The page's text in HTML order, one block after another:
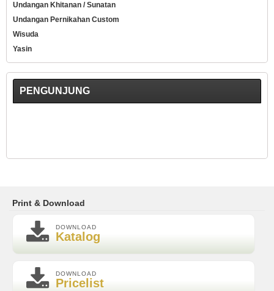
Undangan Khitanan / Sunatan
Undangan Pernikahan Custom
Wisuda
Yasin
PENGUNJUNG
Print & Download
DOWNLOAD
Katalog
DOWNLOAD
Pricelist